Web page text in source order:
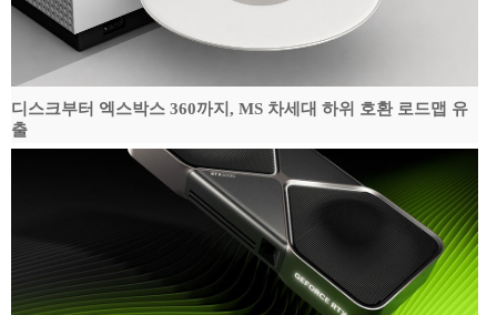
디스크부터 엑스박스 360까지, MS 차세대 하위 호환 로드맵 유
출